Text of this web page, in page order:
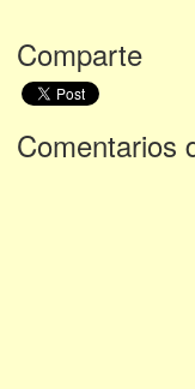
Comparte
Comentarios